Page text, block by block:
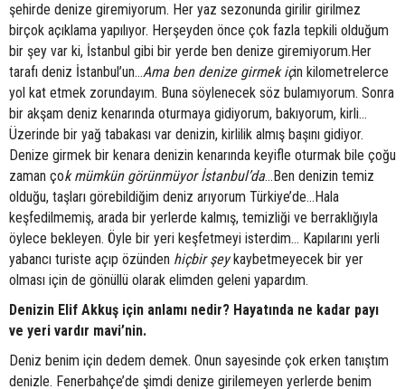
şehirde denize giremiyorum. Her yaz sezonunda girilir girilmez
birçok açıklama yapılıyor. Herşeyden önce çok fazla tepkili olduğum
bir şey var ki, İstanbul gibi bir yerde ben denize giremiyorum.Her
tarafı deniz İstanbul’un…Ama ben denize girmek için kilometrelerce
yol kat etmek zorundayım. Buna söylenecek söz bulamıyorum. Sonra
bir akşam deniz kenarında oturmaya gidiyorum, bakıyorum, kirli…
Üzerinde bir yağ tabakası var denizin, kirlilik almış başını gidiyor.
Denize girmek bir kenara denizin kenarında keyifle oturmak bile çoğu
zaman çok mümkün görünmüyor İstanbul’da…Ben denizin temiz
olduğu, taşları görebildiğim deniz arıyorum Türkiye’de…Hala
keşfedilmemiş, arada bir yerlerde kalmış, temizliği ve berraklığıyla
öylece bekleyen. Öyle bir yeri keşfetmeyi isterdim… Kapılarını yerli
yabancı turiste açıp özünden hiçbir şeykaybetmeyecek bir yer
olması için de gönüllü olarak elimden geleni yapardım.
Denizin Elif Akkuş için anlamı nedir? Hayatında ne kadar payı
ve yeri vardır mavi’nin.
Deniz benim için dedem demek. Onun sayesinde çok erken tanıştım
denizle. Fenerbahçe’de şimdi denize girilemeyen yerlerde benim